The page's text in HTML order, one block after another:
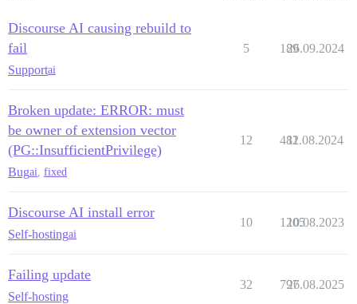
Discourse AI causing rebuild to
fail
Supportai
5 189
26.09.2024
Broken update: ERROR: must
be owner of extension vector
(PG::InsufficientPrivilege)
Bugai, fixed
12 482
11.08.2024
Discourse AI install error
Self-hostingai
10 1205
10.08.2023
Failing update
Self-hosting
32 797
26.08.2025